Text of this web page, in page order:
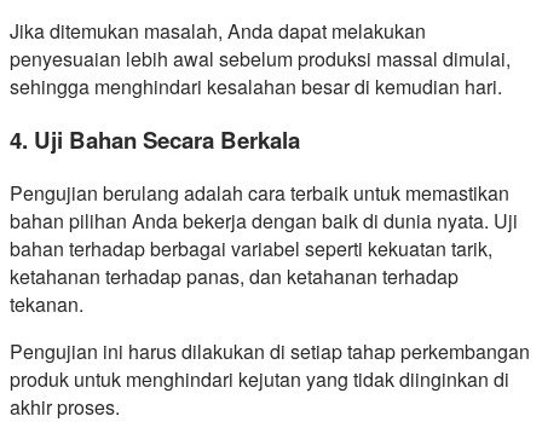
Jika ditemukan masalah, Anda dapat melakukan
penyesuaian lebih awal sebelum produksi massal dimulai,
sehingga menghindari kesalahan besar di kemudian hari.
4. Uji Bahan Secara Berkala
Pengujian berulang adalah cara terbaik untuk memastikan
bahan pilihan Anda bekerja dengan baik di dunia nyata. Uji
bahan terhadap berbagai variabel seperti kekuatan tarik,
ketahanan terhadap panas, dan ketahanan terhadap
tekanan.
Pengujian ini harus dilakukan di setiap tahap perkembangan
produk untuk menghindari kejutan yang tidak diinginkan di
akhir proses.